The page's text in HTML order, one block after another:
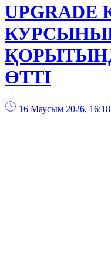
UPGRADE
ӨТТІ
16 Маусым 2026, 16:18